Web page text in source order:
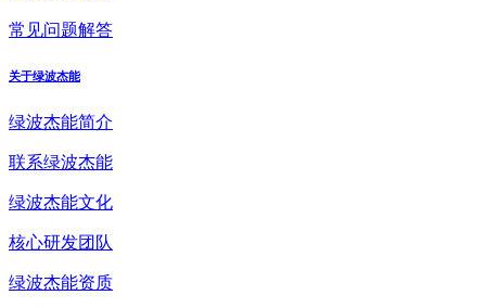
常见问题解答
关于绿波杰能
绿波杰能简介
联系绿波杰能
绿波杰能文化
核心研发团队
绿波杰能资质